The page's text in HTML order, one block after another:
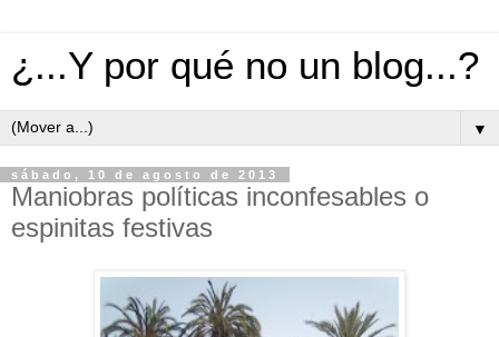
¿...Y por qué no un blog...?
▼
sábado, 10 de agosto de 2013
Maniobras políticas inconfesables o
espinitas festivas